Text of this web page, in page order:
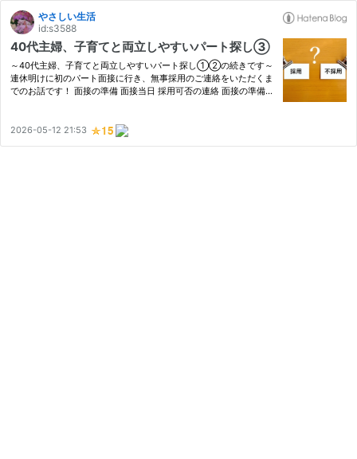
やさしい生活
id:s3588
40代主婦、子育てと両立しやすいパート探し③
～40代主婦、子育てと両立しやすいパート探し①②の続きです～
連休明けに初のパート面接に行き、無事採用のご連絡をいただくま
でのお話です！ 面接の準備 面接当日 採用可否の連絡 面接の準備
ツ…
2026-05-12 21:53